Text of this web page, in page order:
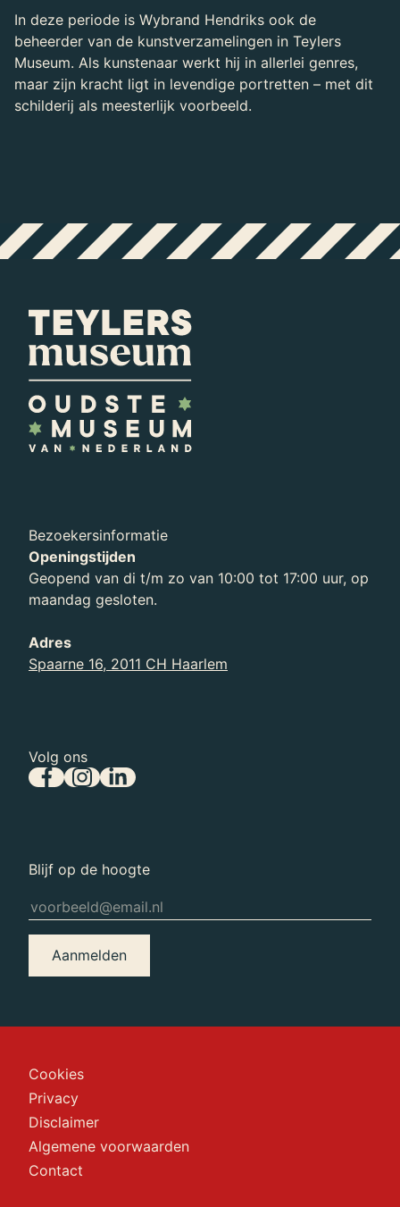
In deze periode is Wybrand Hendriks ook de
beheerder van de kunstverzamelingen in Teylers
Museum. Als kunstenaar werkt hij in allerlei genres,
maar zijn kracht ligt in levendige portretten – met dit
schilderij als meesterlijk voorbeeld.
Bezoekersinformatie
Openingstijden
Geopend van di t/m zo van 10:00 tot 17:00 uur, op
maandag gesloten.
Adres
Spaarne 16, 2011 CH Haarlem
Volg ons
Blijf op de hoogte
Aanmelden
Cookies
Privacy
Disclaimer
Algemene voorwaarden
Contact